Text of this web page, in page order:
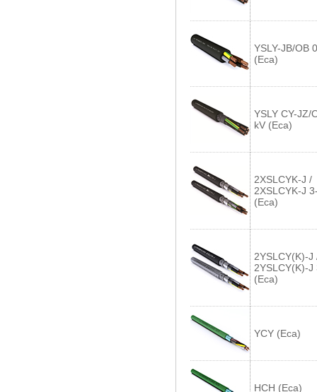
YSLY-JB/OB
(Eca)
YSLY CY-JZ/
kV (Eca)
2XSLCYK-J /
2XSLCYK-J
(Eca)
2YSLCY(K)-J
2YSLCY(K)-J
(Eca)
YCY (Eca)
HCH (Eca)